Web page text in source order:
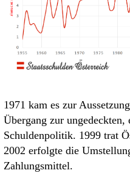
1971 kam es zur
Übergang zur
Schuldenpolitik. 1999 trat
2002 erfolgte die
Zahlungsmittel.